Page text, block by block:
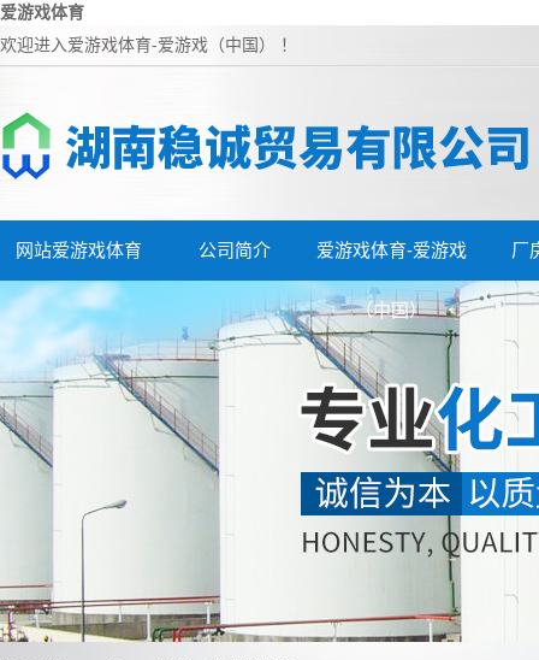
爱游戏体育
欢迎进入爱游戏体育-爱游戏（中国） ！
网站爱游戏体育 公司简介 爱游戏体育-爱游戏
（中国）
厂